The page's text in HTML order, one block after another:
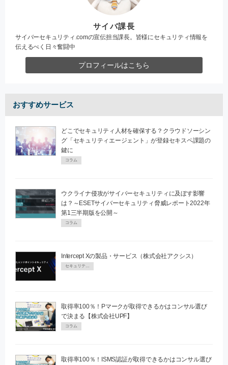
サイバ課長
サイバーセキュリティ.comの宣伝担当課長。皆様にセキュリティ情報を
伝えるべく日々奮闘中
プロフィールはこちら
おすすめサービス
どこでセキュリティ人材を確保する？クラウドソーシン
グ「セキュリティエージェント」が登録セキスペ課題の
鍵に
コラム
ウクライナ侵攻がサイバーセキュリティに及ぼす影響
は？～ESETサイバーセキュリティ脅威レポート2022年
第1三半期版を公開～
コラム
Intercept Xの製品・サービス（株式会社アクシス）
セキュリティPR
取得率100％！Pマークが取得できるかはコンサル選び
で決まる【株式会社UPF】
コラム
取得率100％！ISMS認証が取得できるかはコンサル選び